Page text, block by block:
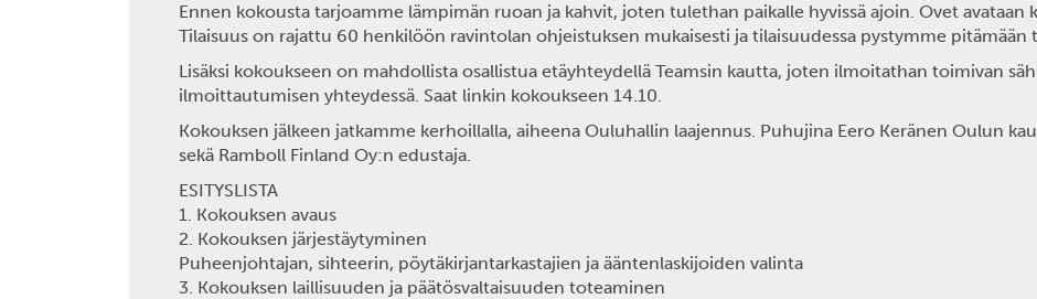
Ennen kokousta tarjoamme lämpimän ruoan ja kahvit, joten tulethan paikalle hyvissä ajoin. Ovet avataan
Tilaisuus on rajattu 60 henkilöön ravintolan ohjeistuksen mukaisesti ja tilaisuudessa pystymme pitämään
Lisäksi kokoukseen on mahdollista osallistua etäyhteydellä Teamsin kautta, joten ilmoitathan toimivan
ilmoittautumisen yhteydessä. Saat linkin kokoukseen 14.10.
Kokouksen jälkeen jatkamme kerhoillalla, aiheena Ouluhallin laajennus. Puhujina Eero Keränen Oulun
sekä Ramboll Finland Oy:n edustaja.
ESITYSLISTA
1. Kokouksen avaus
2. Kokouksen järjestäytyminen
Puheenjohtajan, sihteerin, pöytäkirjantarkastajien ja ääntenlaskijoiden valinta
3. Kokouksen laillisuuden ja päätösvaltaisuuden toteaminen